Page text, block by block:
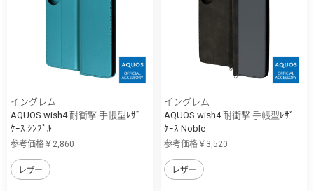
イングレム
AQUOS wish4 耐衝撃 手帳型ﾚｻﾞｰ
ｹｰｽ ｼﾝﾌﾟﾙ
参考価格￥2,860
レザー
イングレム
AQUOS wish4 耐衝撃 手帳型ﾚｻﾞｰ
ｹｰｽ Noble
参考価格￥3,520
レザー